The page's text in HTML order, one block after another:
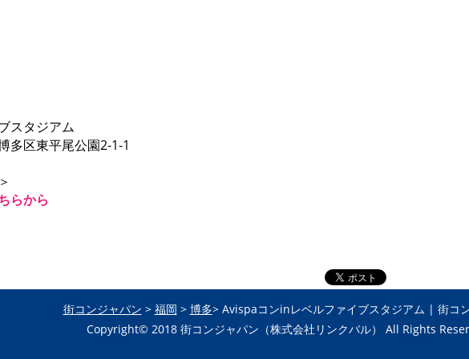
スタジアム
多区東平尾公園2-1-1
らから
街コンジャパン > 福岡 > 博多> Avispaコンinレベルファイブスタジアム | 街コ
Copyright© 2018 街コンジャパン （株式会社リンクバル） All Rights